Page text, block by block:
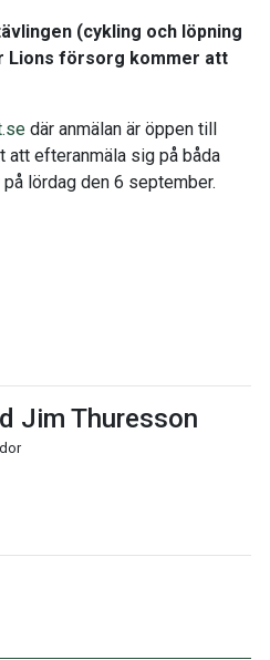
(cykling och löpning
Lions försorg kommer att
där anmälan är öppen till
att efteranmäla sig på båda
lördag den 6 september.
Jim Thuresson